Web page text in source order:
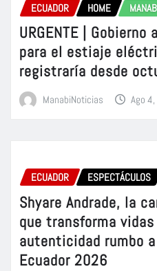
ECUADOR HOME
URGENTE |
para el estiaje
registraría desde
ManabiNoticias Ago
ECUADOR ESPECTÁCULOS
Shyare Andrade, la
que transforma
autenticidad rumbo
Ecuador 2026